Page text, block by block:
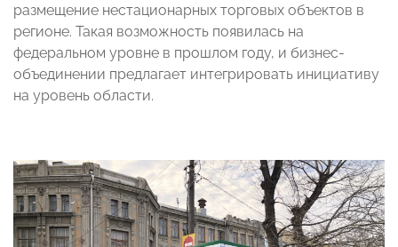
размещение нестационарных торговых объектов в
регионе. Такая возможность появилась на
федеральном уровне в прошлом году, и бизнес-
объединении предлагает интегрировать инициативу
на уровень области.